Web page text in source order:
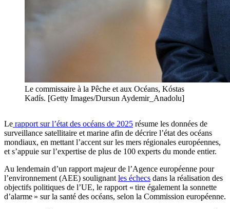
Le commissaire à la Pêche et aux Océans, Kóstas
Kadís. [Getty Images/Dursun Aydemir_Anadolu]
Le rapport sur l’état des océans de 2025 résume les données de
surveillance satellitaire et marine afin de décrire l’état des océans
mondiaux, en mettant l’accent sur les mers régionales européennes,
et s’appuie sur l’expertise de plus de 100 experts du monde entier.
Au lendemain d’un rapport majeur de l’Agence européenne pour
l’environnement (AEE) soulignant les échecs dans la réalisation des
objectifs politiques de l’UE, le rapport « tire également la sonnette
d’alarme » sur la santé des océans, selon la Commission européenne.